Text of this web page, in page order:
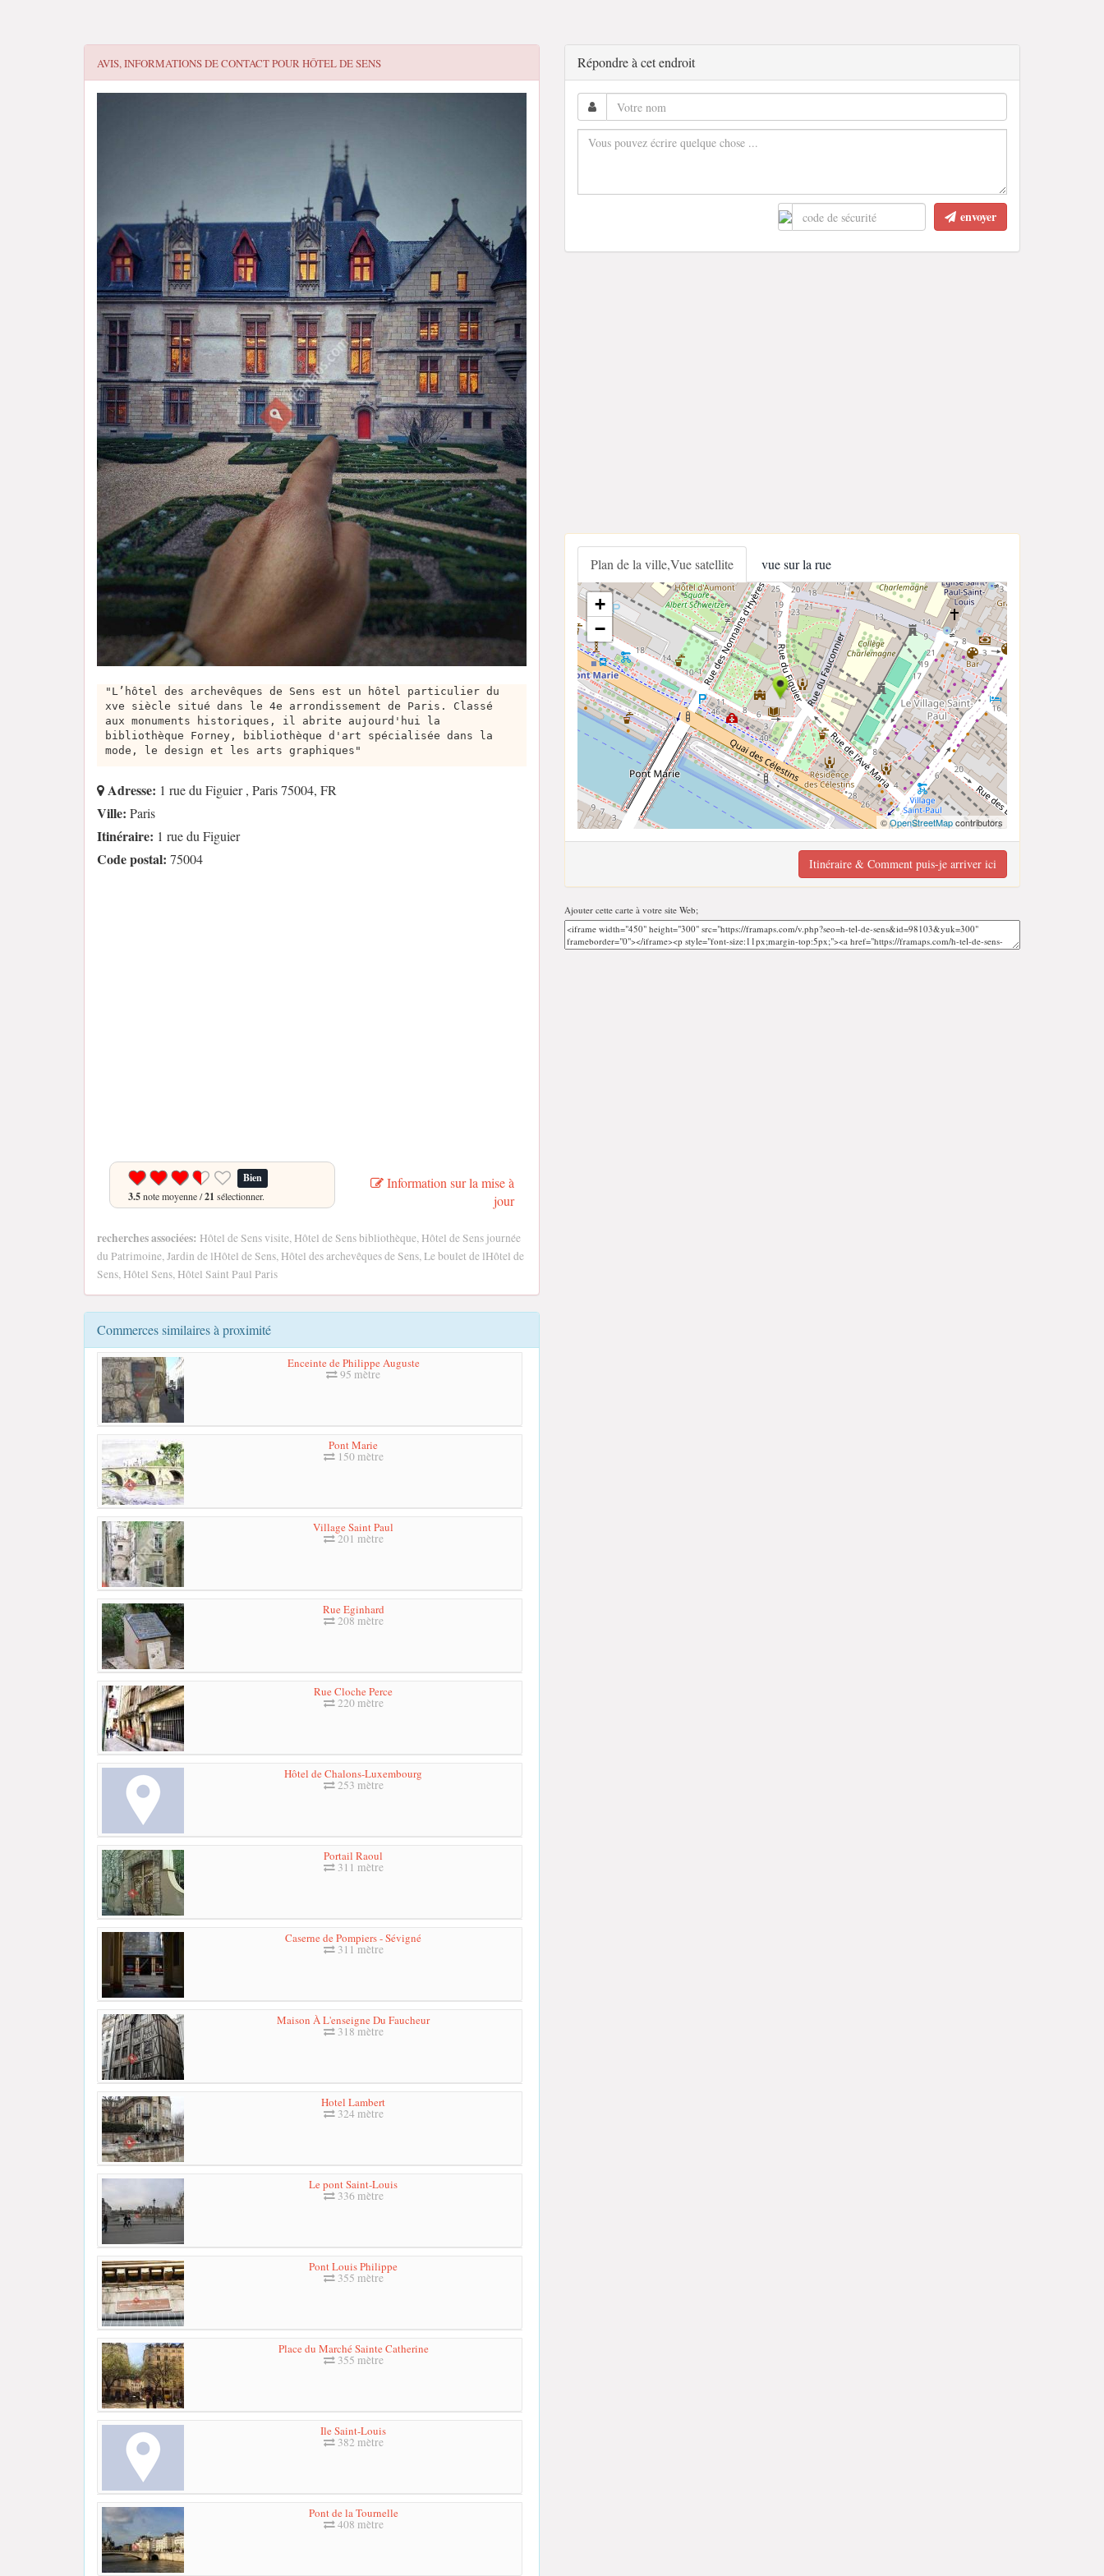
AVIS, INFORMATIONS DE CONTACT POURHÔTEL DE SENS
"L’hôtel des archevêques de Sens est un hôtel particulier du
xve siècle situé dans le 4e arrondissement de Paris. Classé
aux monuments historiques, il abrite aujourd'hui la
bibliothèque Forney, bibliothèque d'art spécialisée dans la
mode, le design et les arts graphiques"
Adresse: 1 rue du Figuier , Paris 75004, FR
Ville: Paris
Itinéraire: 1 rue du Figuier
Code postal: 75004
Bien
3.5note moyenne /21 sélectionner.
Information sur la mise à
jour
recherches associées: Hôtel de Sens visite, Hôtel de Sens bibliothèque, Hôtel de Sens journée
du Patrimoine, Jardin de lHôtel de Sens, Hôtel des archevêques de Sens, Le boulet de lHôtel de
Sens, Hôtel Sens, Hôtel Saint Paul Paris
Commerces similaires à proximité
Enceinte de Philippe Auguste
95 mètre
Pont Marie
150 mètre
Village Saint Paul
201 mètre
Rue Eginhard
208 mètre
Rue Cloche Perce
220 mètre
Hôtel de Chalons-Luxembourg
253 mètre
Portail Raoul
311 mètre
Caserne de Pompiers - Sévigné
311 mètre
Maison À L'enseigne Du Faucheur
318 mètre
Hotel Lambert
324 mètre
Le pont Saint-Louis
336 mètre
Pont Louis Philippe
355 mètre
Place du Marché Sainte Catherine
355 mètre
Ile Saint-Louis
382 mètre
Pont de la Tournelle
408 mètre
Répondre à cet endroit
envoyer
Plan de la ville,Vue satellite vue sur la rue
+
−
©OpenStreetMapcontributors
Itinéraire & Comment puis-je arriver ici
Ajouter cette carte à votre site Web;